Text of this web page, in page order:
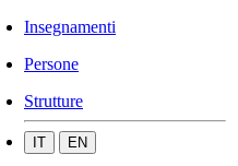
Insegnamenti
Persone
Strutture
IT EN